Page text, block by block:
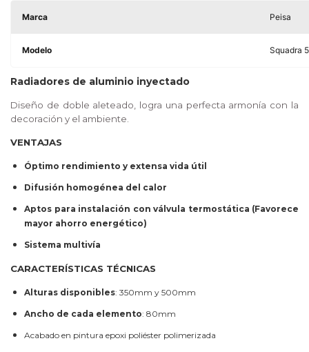
Marca Peisa
Modelo Squadra
Radiadores de aluminio inyectado
Diseño de doble aleteado, logra una perfecta armonía con la
decoración y el ambiente.
VENTAJAS
Óptimo rendimiento y extensa vida útil
Difusión homogénea del calor
Aptos para instalación con válvula termostática (Favorece
mayor ahorro energético)
Sistema multivía
CARACTERÍSTICAS TÉCNICAS
Alturas disponibles: 350mm y 500mm
Ancho de cada elemento: 80mm
Acabado en pintura epoxi poliéster polimerizada